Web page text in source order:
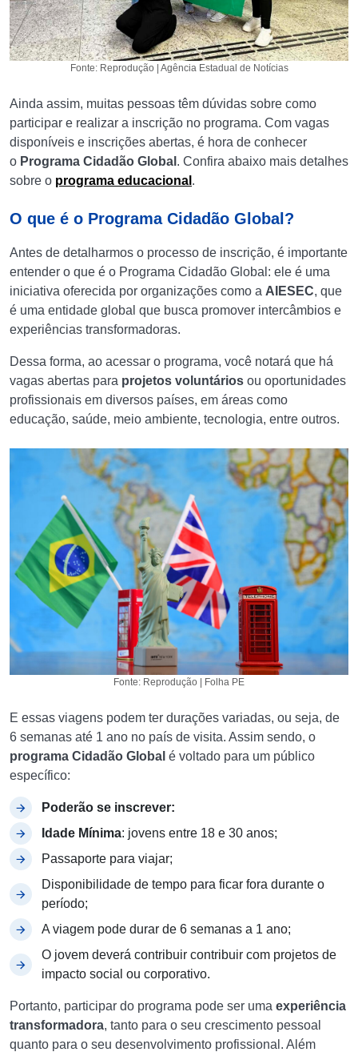
Fonte: Reprodução | Agência Estadual de Notícias
Ainda assim, muitas pessoas têm dúvidas sobre como
participar e realizar a inscrição no programa. Com vagas
disponíveis e inscrições abertas, é hora de conhecer
o Programa Cidadão Global . Confira abaixo mais detalhes
sobre o programa educacional .
O que é o Programa Cidadão Global?
Antes de detalharmos o processo de inscrição, é importante
entender o que é o Programa Cidadão Global: ele é uma
iniciativa oferecida por organizações como a AIESEC, que
é uma entidade global que busca promover intercâmbios e
experiências transformadoras.
Dessa forma, ao acessar o programa, você notará que há
vagas abertas para projetos voluntários ou oportunidades
profissionais em diversos países, em áreas como
educação, saúde, meio ambiente, tecnologia, entre outros.
Fonte: Reprodução | Folha PE
E essas viagens podem ter durações variadas, ou seja, de
6 semanas até 1 ano no país de visita. Assim sendo, o
programa Cidadão Global é voltado para um público
específico:
Poderão se inscrever:
Idade Mínima: jovens entre 18 e 30 anos;
Passaporte para viajar;
Disponibilidade de tempo para ficar fora durante o
período;
A viagem pode durar de 6 semanas a 1 ano;
O jovem deverá contribuir contribuir com projetos de
impacto social ou corporativo.
Portanto, participar do programa pode ser uma experiência
transformadora, tanto para o seu crescimento pessoal
quanto para o seu desenvolvimento profissional. Além